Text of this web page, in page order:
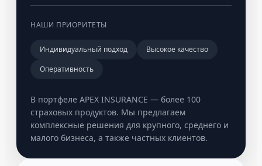
НАШИ ПРИОРИТЕТЫ
Индивидуальный подход
Высокое качество
Оперативность
В портфеле APEX INSURANCE — более 100
страховых продуктов. Мы предлагаем
комплексные решения для крупного, среднего и
малого бизнеса, а также частных клиентов.